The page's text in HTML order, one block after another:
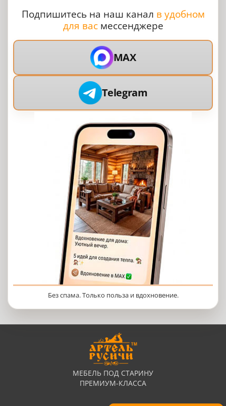
Подпишитесь на наш канал в удобном
для васмессенджере
MAX
Telegram
Без спама. Только польза и вдохновение.
МЕБЕЛЬ ПОД СТАРИНУ
ПРЕМИУМ-КЛАССА